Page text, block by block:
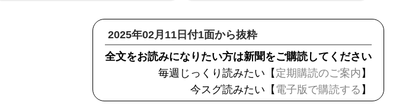
2025年02月11日付1面から抜粋
全文をお読みになりたい方は新聞をご購読してください
毎週じっくり読みたい【 定期購読のご案内 】
今スグ読みたい【 電子版で購読する 】